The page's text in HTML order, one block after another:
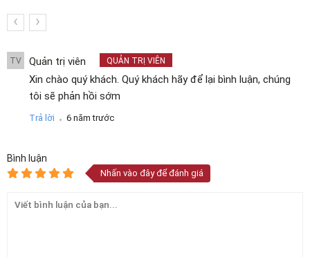
‹ ›
TV Quản trị viên QUẢN TRỊ VIÊN
Xin chào quý khách. Quý khách hãy để lại bình luận, chúng
tôi sẽ phản hồi sớm
Trả lời . 6 năm trước
Bình luận
Nhấn vào đây để đánh giá